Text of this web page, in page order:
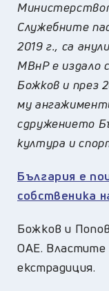
Служебните
2019 г., са
МВнР е издало
Божков и през
му
сдружението
култура и
България е
собственика
Божков и
ОАЕ. Властите
екстрадиция.